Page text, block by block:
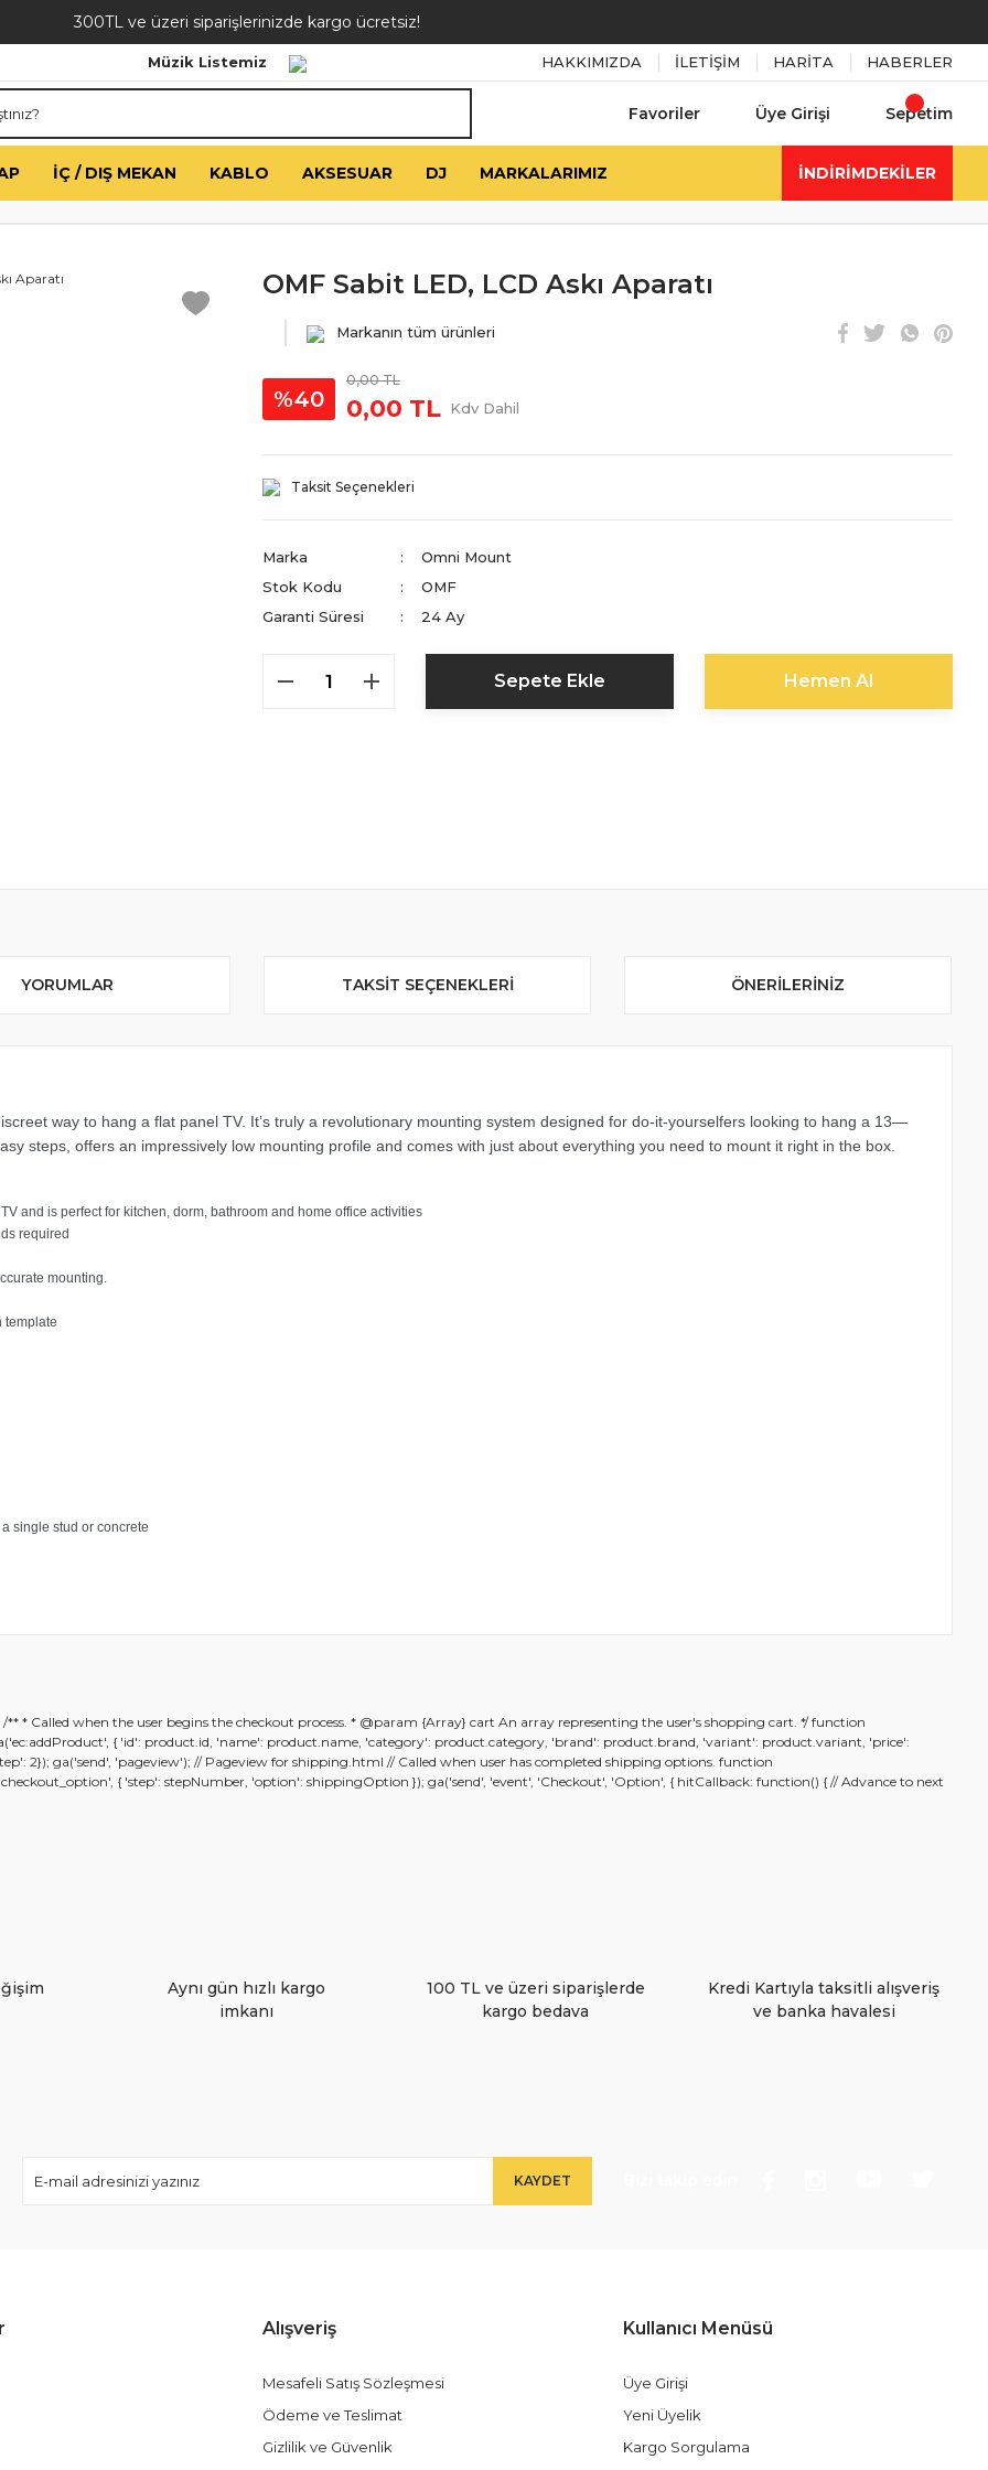
300TL ve üzeri siparişlerinizde kargo ücretsiz!
Müzik Listemiz HAKKIMIZDA İLETİŞİM HARİTA HABERLER
Favoriler Üye Girişi Sepetim
İÇ / DIŞ MEKAN KABLO AKSESUAR DJ MARKALARIMIZ İNDİRİMDEKİLER
OMF Sabit LED, LCD Askı Aparatı
Markanın tüm ürünleri
%40
0,00 TL
0,00 TL Kdv Dahil
Taksit Seçenekleri
Marka
Omni Mount
Stok Kodu
OMF
Garanti Süresi
24 Ay
Sepete Ekle Hemen Al
YORUMLAR TAKSIT SEÇENEKLERI ÖNERILERINIZ
way to hang a flat panel TV. It’s truly a revolutionary mounting system designed for do-it-yourselfers looking to hang a 13—
steps, offers an impressively low mounting profile and comes with just about everything you need to mount it right in the box.
and is perfect for kitchen, dorm, bathroom and home office activities
required
mounting.
template
single stud or concrete
Bu ürüne ilk yorumu siz yapın!
* Called when the user begins the checkout process. * @param {Array} cart An array representing the user's shopping cart. */ function
{ 'id': product.id, 'name': product.name, 'category': product.category, 'brand': product.brand, 'variant': product.variant, 'price':
2}); ga('send', 'pageview'); // Pageview for shipping.html // Called when user has completed shipping options. function
{ 'step': stepNumber, 'option': shippingOption }); ga('send', 'event', 'Checkout', 'Option', { hitCallback: function() { // Advance to next
Aynı gün hızlı kargo
imkanı
100 TL ve üzeri siparişlerde
kargo bedava
Kredi Kartıyla taksitli alışveriş
ve banka havalesi
KAYDET
Alışveriş
Mesafeli Satış Sözleşmesi
Ödeme ve Teslimat
Gizlilik ve Güvenlik
Kullanıcı Menüsü
Üye Girişi
Yeni Üyelik
Kargo Sorgulama